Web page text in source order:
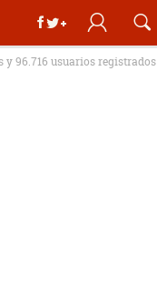
y 96.716 usuarios registrados